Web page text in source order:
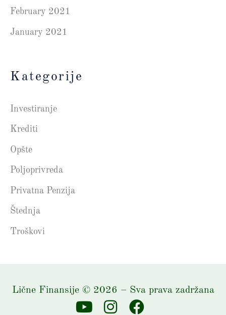
February 2021
January 2021
Kategorije
Investiranje
Krediti
Opšte
Poljoprivreda
Privatna Penzija
Štednja
Troškovi
Lične Finansije ©2026 – Sva prava zadržana
Y
I
F